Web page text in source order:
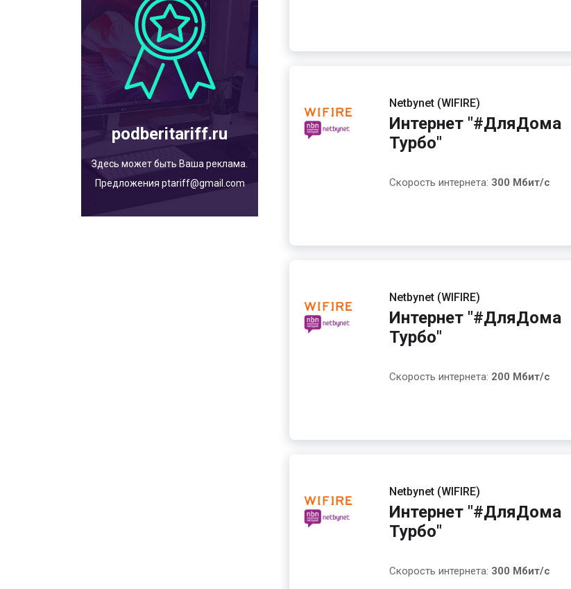
podberitariff.ru
Здесь может быть Ваша реклама.
Предложения ptariff@gmail.com
Netbynet (WIFIRE)
Интернет "#ДляДома
Турбо"
Скорость интернета: 300 Мбит/с
Netbynet (WIFIRE)
Интернет "#ДляДома
Турбо"
Скорость интернета: 200 Мбит/с
Netbynet (WIFIRE)
Интернет "#ДляДома
Турбо"
Скорость интернета: 300 Мбит/с